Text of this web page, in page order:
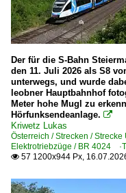
Güterverkehr
Cerealienzüge
Regio- und
IC InterCity-
Schmalspurbahnen
Ferrovia
Der für die S-Bahn
den 11. Juli 2026 als S8
unterwegs, und wurde
leobner Hauptbahnhof
Meter hohe Mugl zu
Hörfunksendeanlage. 
Kriwetz Lukas
Österreich / Strecken /
Elektrotriebzüge / BR 4024
 57 1200x944 Px,